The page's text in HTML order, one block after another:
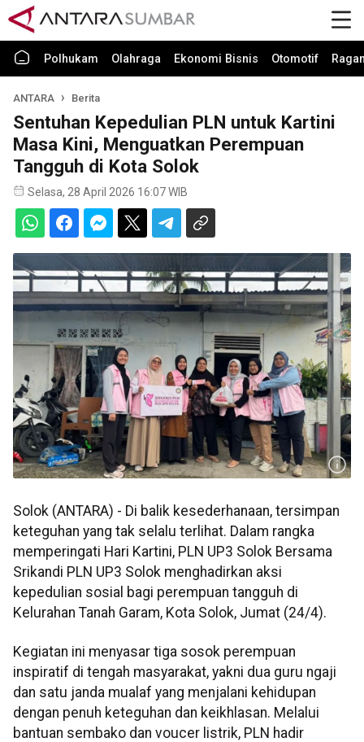
Polhukam Olahraga Ekonomi Bisnis Otomotif
ANTARA Berita
Sentuhan Kepedulian PLN untuk Kartini
Masa Kini, Menguatkan Perempuan
Tangguh di Kota Solok
Selasa, 28 April 2026 16:07 WIB
Solok (ANTARA) - Di balik kesederhanaan, tersimpan
keteguhan yang tak selalu terlihat. Dalam rangka
memperingati Hari Kartini, PLN UP3 Solok Bersama
Srikandi PLN UP3 Solok menghadirkan aksi
kepedulian sosial bagi perempuan tangguh di
Kelurahan Tanah Garam, Kota Solok, Jumat (24/4).
Kegiatan ini menyasar tiga sosok perempuan
inspiratif di tengah masyarakat, yakni dua guru ngaji
dan satu janda mualaf yang menjalani kehidupan
dengan penuh keteguhan dan keikhlasan. Melalui
bantuan sembako dan voucer listrik, PLN hadir